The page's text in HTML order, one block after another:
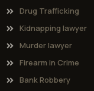
Drug Trafficking
Kidnapping lawyer
Murder lawyer
Firearm in Crime
Bank Robbery